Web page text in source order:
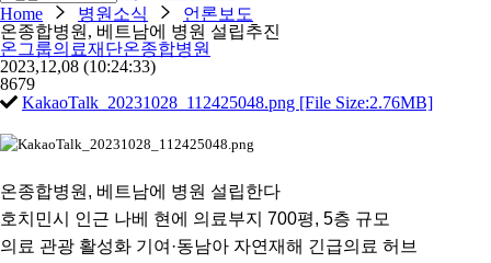
Home
병원소식
언론보도
온종합병원, 베트남에 병원 설립추진
온그룹의료재단온종합병원
2023,12,08 (10:24:33)
8679
KakaoTalk_20231028_112425048.png [File Size:2.76MB]
온종합병원 , 베트남에 병원 설립한다
호치민시 인근 나베 현에 의료부지 700평, 5층 규모
의료 관광 활성화 기여 ·동남아 자연재해 긴급의료 허브